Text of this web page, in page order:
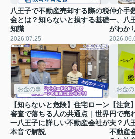
八王子で不動産売却する際の税
金とは？知らないと損する基礎
知識
2026.07.25
仲介手
一、八
がわか
お金の事
【知らないと危険】住宅ローン
審査で落ちる人の共通点｜世界
一八王子に詳しい不動産会社が
本音で解説
お金
【注
円で売
夫？八
不動産